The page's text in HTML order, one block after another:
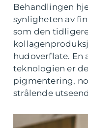
Behandlingen
synligheten av
som den
hudoverflate. En
teknologien er
pigmentering,
strålende